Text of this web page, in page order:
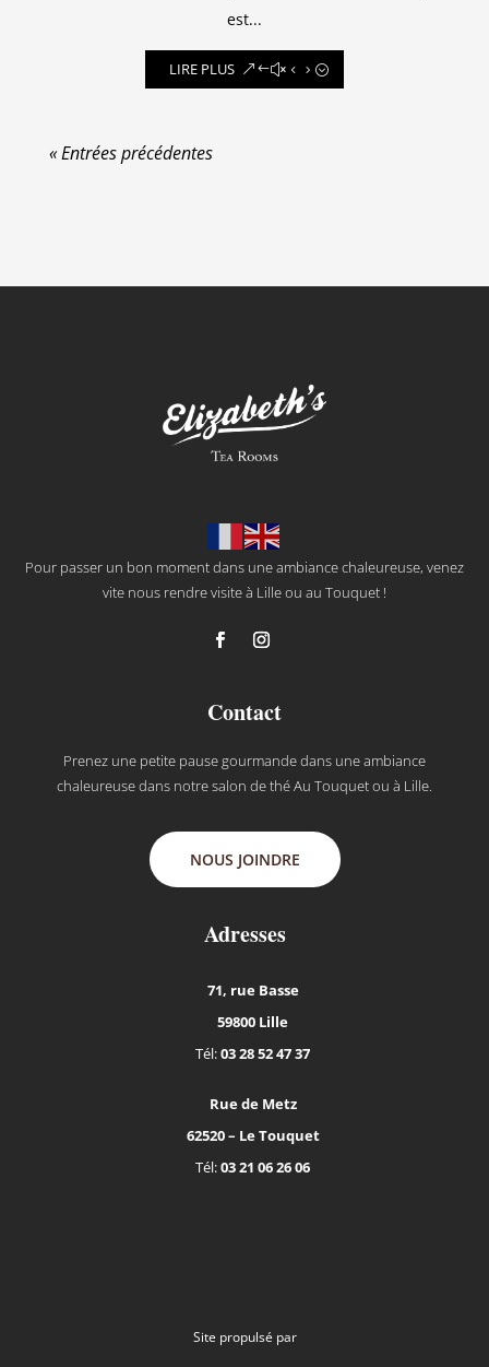
est...
LIRE PLUS
« Entrées précédentes
Pour passer un bon moment dans une ambiance chaleureuse, venez
vite nous rendre visite à Lille ou au Touquet !
Contact
Prenez une petite pause gourmande dans une ambiance
chaleureuse dans notre salon de thé Au Touquet ou à Lille.
NOUS JOINDRE
Adresses
71, rue Basse
59800 Lille
Tél:03 28 52 47 37
Rue de Metz
62520 – Le Touquet
Tél:03 21 06 26 06
Site propulsé par